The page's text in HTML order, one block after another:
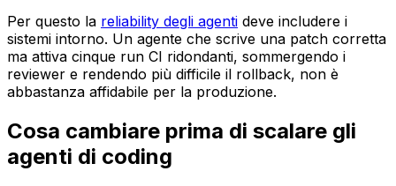
Per questo la reliability degli agenti deve includere i
sistemi intorno. Un agente che scrive una patch corretta
ma attiva cinque run CI ridondanti, sommergendo i
reviewer e rendendo più difficile il rollback, non è
abbastanza affidabile per la produzione.
Cosa cambiare prima di scalare gli
agenti di coding